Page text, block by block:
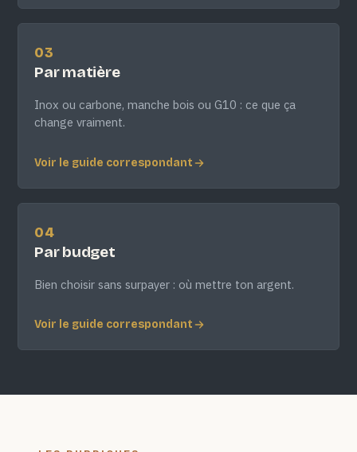
03
Par matière
Inox ou carbone, manche bois ou G10 : ce que ça
change vraiment.
Voir le guide correspondant
04
Par budget
Bien choisir sans surpayer : où mettre ton argent.
Voir le guide correspondant